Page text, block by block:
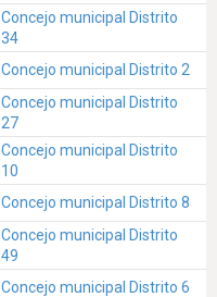
Concejo municipal Distrito
34
Concejo municipal Distrito 2
Concejo municipal Distrito
27
Concejo municipal Distrito
10
Concejo municipal Distrito 8
Concejo municipal Distrito
49
Concejo municipal Distrito 6